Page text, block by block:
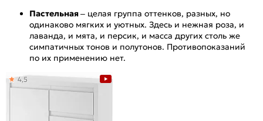
Пастельная– целая группа оттенков, разных, но
одинаково мягких и уютных. Здесь и нежная роза, и
лаванда, и мята, и персик, и масса других столь же
симпатичных тонов и полутонов. Противопоказаний
по их применению нет.
4,5